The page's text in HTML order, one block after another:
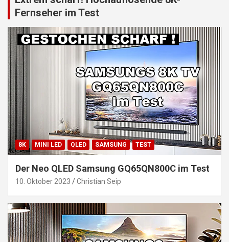
Fernseher im Test
8K MINI LED QLED SAMSUNG TEST
Der Neo QLED Samsung GQ65QN800C im Test
10. Oktober 2023 Christian Seip